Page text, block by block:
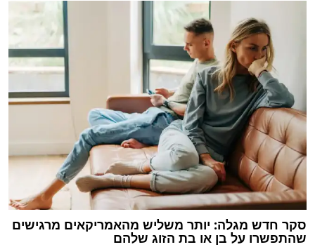
סקר חדש מגלה: יותר משליש מהאמריקאים מרגישים
שהתפשרו על בן או בת הזוג שלהם